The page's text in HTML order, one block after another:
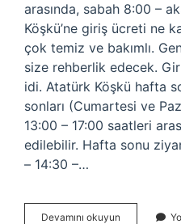
arasında, sabah 8:00 –
Köşkü’ne giriş ücreti ne
çok temiz ve bakımlı.
size rehberlik edecek.
idi. Atatürk Köşkü hafta
sonları (Cumartesi ve
13:00 – 17:00 saatleri
edilebilir. Hafta sonu
– 14:30 –…
Devamını okuyun